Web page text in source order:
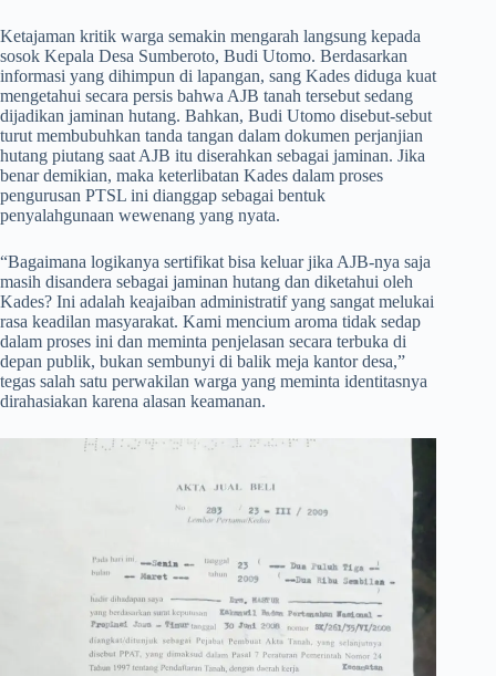
​Ketajaman kritik warga semakin mengarah langsung kepada
sosok Kepala Desa Sumberoto, Budi Utomo. Berdasarkan
informasi yang dihimpun di lapangan, sang Kades diduga kuat
mengetahui secara persis bahwa AJB tanah tersebut sedang
dijadikan jaminan hutang. Bahkan, Budi Utomo disebut-sebut
turut membubuhkan tanda tangan dalam dokumen perjanjian
hutang piutang saat AJB itu diserahkan sebagai jaminan. Jika
benar demikian, maka keterlibatan Kades dalam proses
pengurusan PTSL ini dianggap sebagai bentuk
penyalahgunaan wewenang yang nyata.
​“Bagaimana logikanya sertifikat bisa keluar jika AJB-nya saja
masih disandera sebagai jaminan hutang dan diketahui oleh
Kades? Ini adalah keajaiban administratif yang sangat melukai
rasa keadilan masyarakat. Kami mencium aroma tidak sedap
dalam proses ini dan meminta penjelasan secara terbuka di
depan publik, bukan sembunyi di balik meja kantor desa,”
tegas salah satu perwakilan warga yang meminta identitasnya
dirahasiakan karena alasan keamanan.